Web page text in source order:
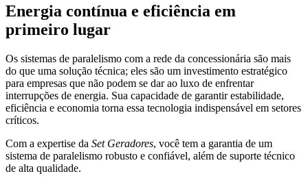
Energia contínua e eficiência em
primeiro lugar
Os sistemas de paralelismo com a rede da concessionária são mais
do que uma solução técnica; eles são um investimento estratégico
para empresas que não podem se dar ao luxo de enfrentar
interrupções de energia. Sua capacidade de garantir estabilidade,
eficiência e economia torna essa tecnologia indispensável em setores
críticos.
Com a expertise da Set Geradores, você tem a garantia de um
sistema de paralelismo robusto e confiável, além de suporte técnico
de alta qualidade.